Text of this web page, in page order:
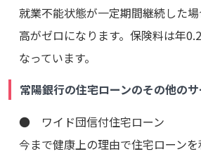
就業不能状態が一定期間継続した
高がゼロになります。保険料は年
なっています。
常陽銀行の住宅ローンのその他の
● ワイド団信付住宅ローン
今まで健康上の理由で住宅ローン